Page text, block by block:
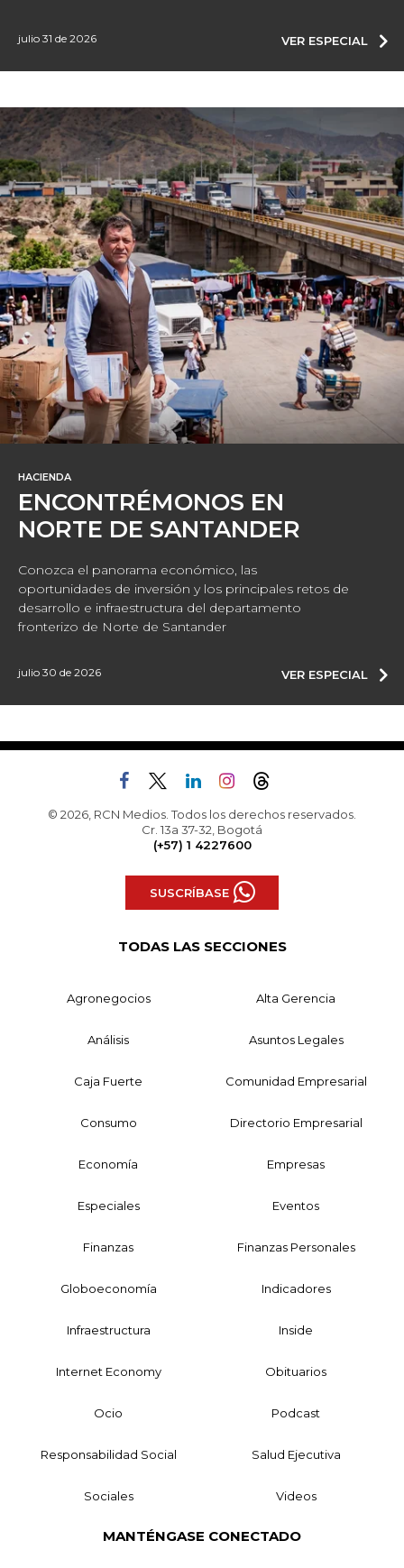
julio 31 de 2026 VER ESPECIAL
HACIENDA
ENCONTRÉMONOS EN
NORTE DE SANTANDER
Conozca el panorama económico, las
oportunidades de inversión y los principales retos de
desarrollo e infraestructura del departamento
fronterizo de Norte de Santander
julio 30 de 2026 VER ESPECIAL
© 2026, RCN Medios. Todos los derechos reservados.
Cr. 13a 37-32, Bogotá
(+57) 1 4227600
SUSCRÍBASE
TODAS LAS SECCIONES
Agronegocios Alta Gerencia
Análisis Asuntos Legales
Caja Fuerte Comunidad Empresarial
Consumo Directorio Empresarial
Economía Empresas
Especiales Eventos
Finanzas Finanzas Personales
Globoeconomía Indicadores
Infraestructura Inside
Internet Economy Obituarios
Ocio Podcast
Responsabilidad Social Salud Ejecutiva
Sociales Videos
MANTÉNGASE CONECTADO